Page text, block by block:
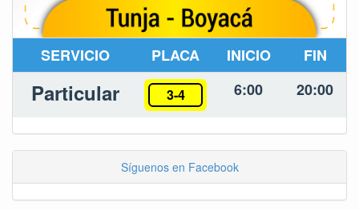
SERVICIO PLACA INICIO FIN
Particular 3-4 6:00 20:00
Síguenos en Facebook